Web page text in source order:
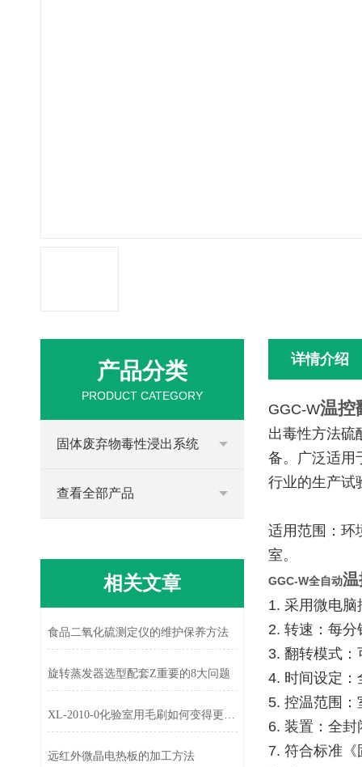
详情介绍
GGC-W温控
出毒性方法
备。广泛适用
行业的生产试
适用范围：环
室。
GGC-W全自动温
1. 采用微电
2. 转速：每
3. 翻转模式
4. 时间设定：
5. 控温范围
6. 装置：全
7. 符合标准
产品分类
PRODUCT CATEGORY
固体废弃物毒性浸出系统
查看全部产品
相关文章
食品二氧化硫测定仪的维护保养方法
旋转蒸发器选型配套Z重要的8大问题
XL-2010-0化验室用毛刷如何变得更耐用呢？
远红外微晶电热板的加工方法